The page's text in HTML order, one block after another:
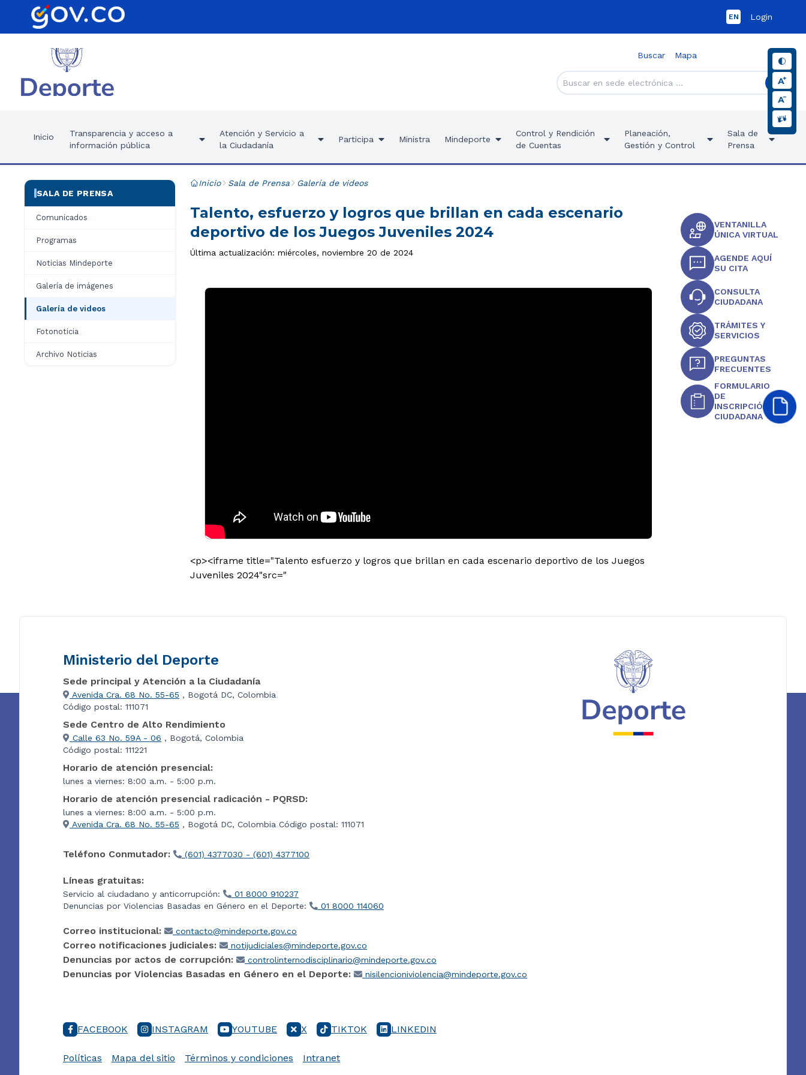
EN Login
Buscar Mapa
Inicio
Transparencia y acceso a
información pública
Atención y Servicio a
la Ciudadanía
Participa Ministra Mindeporte
Control y Rendición
de Cuentas
Planeación,
Gestión y Control
Sala de
Prensa
SALA DE PRENSA
Comunicados
Programas
Noticias Mindeporte
Galería de imágenes
Galería de videos
Fotonoticia
Archivo Noticias
Inicio Sala de Prensa Galería de videos
Talento, esfuerzo y logros que brillan en cada escenario
deportivo de los Juegos Juveniles 2024
Última actualización: miércoles, noviembre 20 de 2024
<p><iframe title="Talento esfuerzo y logros que brillan en cada escenario deportivo de los Juegos
Juveniles 2024"src="
VENTANILLA
ÚNICA VIRTUAL
AGENDE AQUÍ
SU CITA
CONSULTA
CIUDADANA
TRÁMITES Y
SERVICIOS
PREGUNTAS
FRECUENTES
FORMULARIO
DE
INSCRIPCIÓN
CIUDADANA
Ministerio del Deporte
Sede principal y Atención a la Ciudadanía
Avenida Cra. 68 No. 55-65 , Bogotá DC, Colombia
Código postal: 111071
Sede Centro de Alto Rendimiento
Calle 63 No. 59A - 06 , Bogotá, Colombia
Código postal: 111221
Horario de atención presencial:
lunes a viernes: 8:00 a.m. - 5:00 p.m.
Horario de atención presencial radicación - PQRSD:
lunes a viernes: 8:00 a.m. - 5:00 p.m.
Avenida Cra. 68 No. 55-65 , Bogotá DC, Colombia Código postal: 111071
Teléfono Conmutador: (601) 4377030 - (601) 4377100
Líneas gratuitas:
Servicio al ciudadano y anticorrupción:
01 8000 910237
Denuncias por Violencias Basadas en Género en el Deporte:
01 8000 114060
Correo institucional: contacto@mindeporte.gov.co
Correo notificaciones judiciales: notijudiciales@mindeporte.gov.co
Denuncias por actos de corrupción: controlinternodisciplinario@mindeporte.gov.co
Denuncias por Violencias Basadas en Género en el Deporte: nisilencioniviolencia@mindeporte.gov.co
FACEBOOK INSTAGRAM YOUTUBE X TIKTOK LINKEDIN
Políticas Mapa del sitio Términos y condiciones Intranet